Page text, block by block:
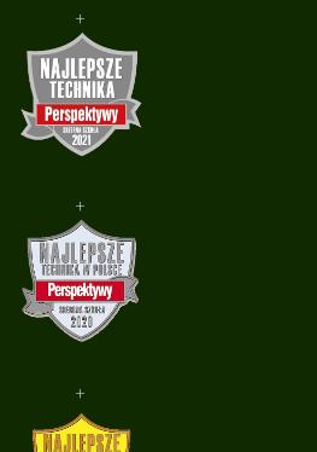
+
+
+